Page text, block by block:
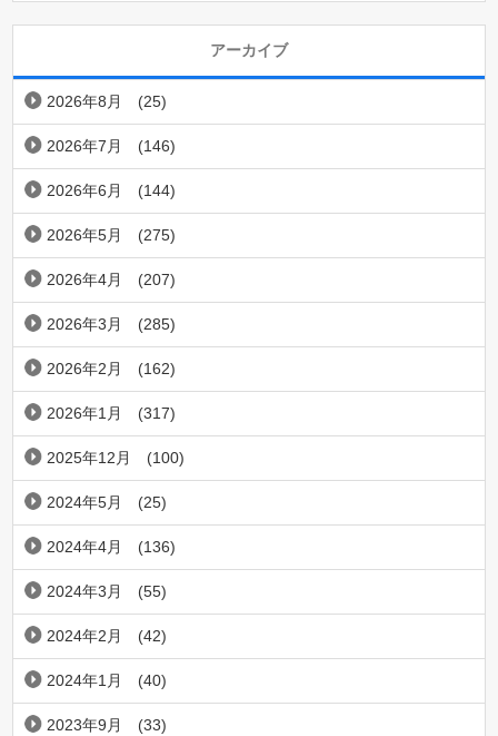
アーカイブ
2026年8月 (25)
2026年7月 (146)
2026年6月 (144)
2026年5月 (275)
2026年4月 (207)
2026年3月 (285)
2026年2月 (162)
2026年1月 (317)
2025年12月 (100)
2024年5月 (25)
2024年4月 (136)
2024年3月 (55)
2024年2月 (42)
2024年1月 (40)
2023年9月 (33)